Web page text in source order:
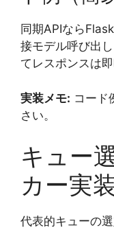
同期APIなら
接モデル呼び出
てレスポンスは即
実装メモ: コード
さい。
キュー
カー実
代表的キューの選